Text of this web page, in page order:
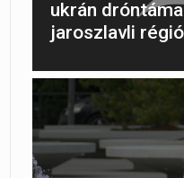
ukrán
jaroszlavli